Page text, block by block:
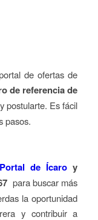
de ofertas de
de referencia de
postularte. Es fácil
pasos.
Portal de Ícaro y
para buscar más
la oportunidad
y contribuir a